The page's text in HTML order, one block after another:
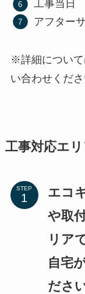
工事当日
アフター
※詳細について
い合わせくださ
工事対応エ
STEP
エコ
や取
リア
自宅
ださい